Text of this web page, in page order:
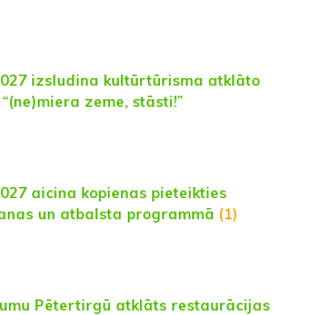
izsludina kultūrtūrisma atklāto
zeme, stāsti!”
aicina kopienas pieteikties
un atbalsta programmā (1)
Pētertirgū atklāts restaurācijas